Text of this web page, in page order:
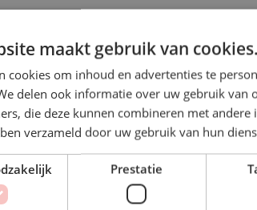
maakt gebruik van cookies.
cookies om inhoud en advertenties te
delen ook informatie over uw gebruik van
die deze kunnen combineren met
verzameld door uw gebruik van hun
Prestatie